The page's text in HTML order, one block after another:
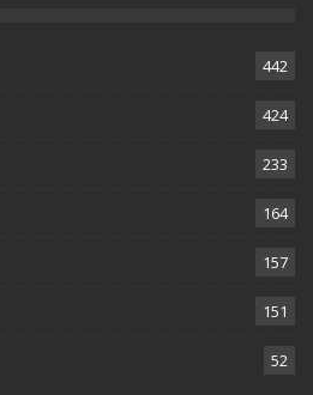
442
424
233
164
157
151
52